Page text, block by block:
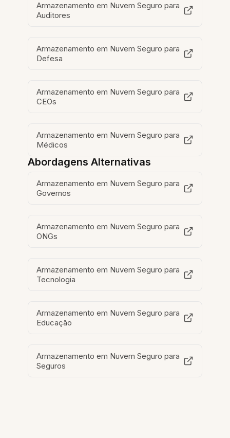
Armazenamento em Nuvem Seguro para
Auditores
Armazenamento em Nuvem Seguro para
Defesa
Armazenamento em Nuvem Seguro para
CEOs
Armazenamento em Nuvem Seguro para
Médicos
Abordagens Alternativas
Armazenamento em Nuvem Seguro para
Governos
Armazenamento em Nuvem Seguro para
ONGs
Armazenamento em Nuvem Seguro para
Tecnologia
Armazenamento em Nuvem Seguro para
Educação
Armazenamento em Nuvem Seguro para
Seguros